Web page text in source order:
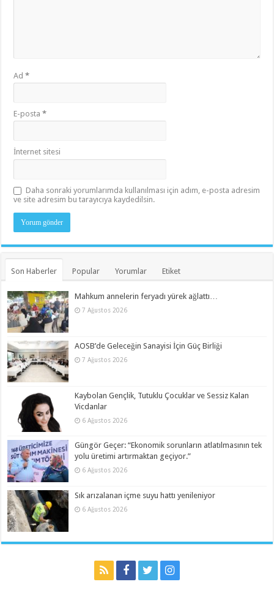
Ad*
E-posta*
İnternet sitesi
Daha sonraki yorumlarımda kullanılması için adım, e-posta adresim
ve site adresim bu tarayıcıya kaydedilsin.
Son Haberler Popular Yorumlar Etiket
Mahkum annelerin feryadı yürek ağlattı…
7 Ağustos 2026
AOSB’de Geleceğin Sanayisi İçin Güç Birliği
7 Ağustos 2026
Kaybolan Gençlik, Tutuklu Çocuklar ve Sessiz Kalan
Vicdanlar
6 Ağustos 2026
Güngör Geçer: “Ekonomik sorunların atlatılmasının tek
yolu üretimi artırmaktan geçiyor.”
6 Ağustos 2026
Sık arızalanan içme suyu hattı yenileniyor
6 Ağustos 2026